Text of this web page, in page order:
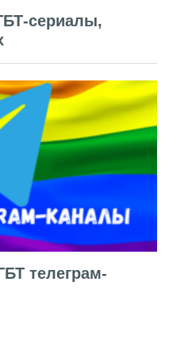
сериалы,
телеграм-